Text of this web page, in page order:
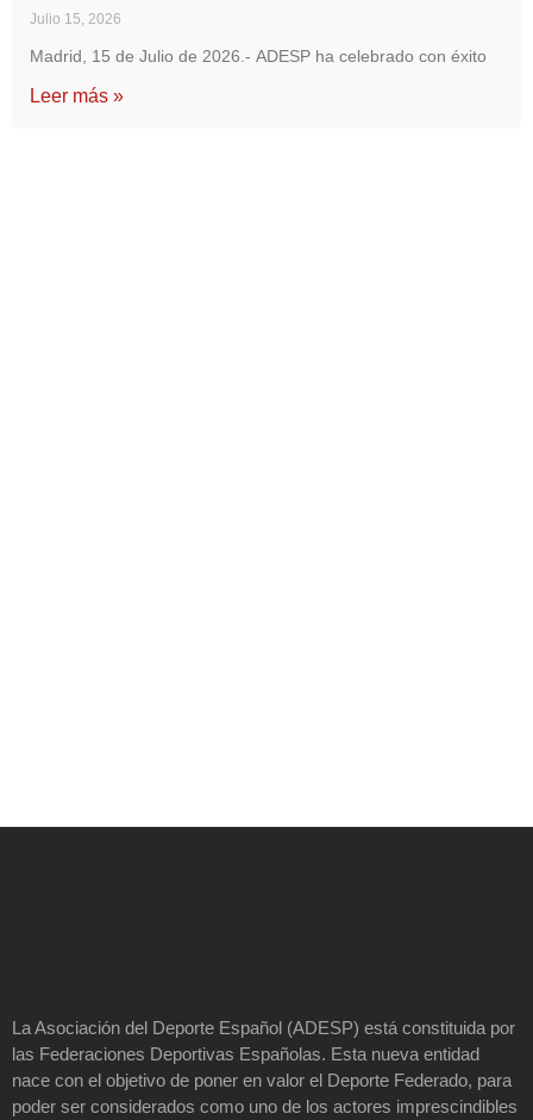
Julio 15, 2026
Madrid, 15 de Julio de 2026.- ADESP ha celebrado con éxito
Leer más »
La Asociación del Deporte Español (ADESP) está constituida por
las Federaciones Deportivas Españolas. Esta nueva entidad
nace con el objetivo de poner en valor el Deporte Federado, para
poder ser considerados como uno de los actores imprescindibles